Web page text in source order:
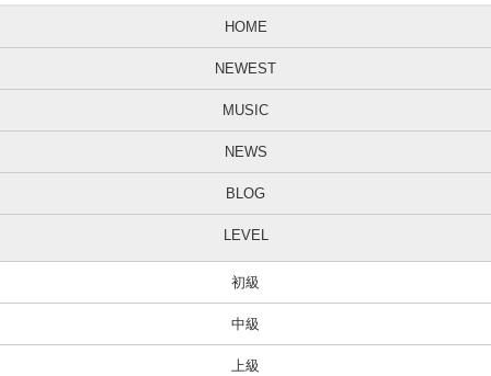
HOME
NEWEST
MUSIC
NEWS
BLOG
LEVEL
初級
中級
上級